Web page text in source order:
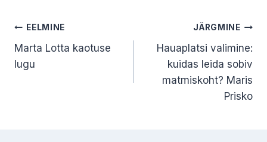
Navigeerimine
EELMINE
Marta Lotta kaotuse
lugu
JÄRGMINE
Hauaplatsi valimine:
kuidas leida sobiv
matmiskoht? Maris
Prisko